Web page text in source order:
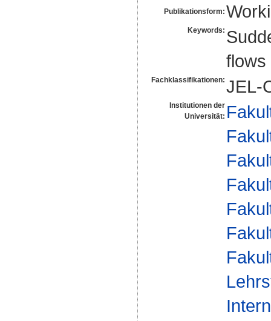
Publikationsform:
Keywords:
flows
Fachklassifikationen: JEL-
Institutionen der
Universität: